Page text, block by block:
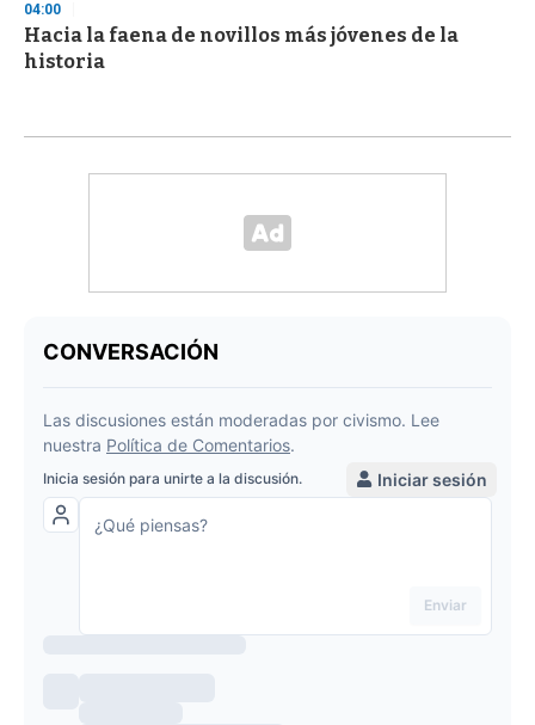
04:00
Hacia la faena de novillos más jóvenes de la
historia